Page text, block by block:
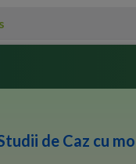
de Caz cu